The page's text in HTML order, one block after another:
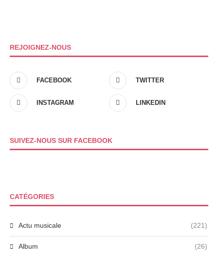
REJOIGNEZ-NOUS
FACEBOOK TWITTER
INSTAGRAM LINKEDIN
SUIVEZ-NOUS SUR FACEBOOK
CATÉGORIES
Actu musicale (221)
Album (26)